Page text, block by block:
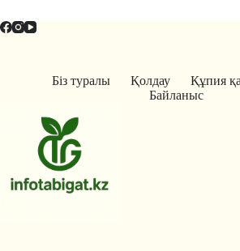
Біз туралы Қолдау
Құпия
Байланыс